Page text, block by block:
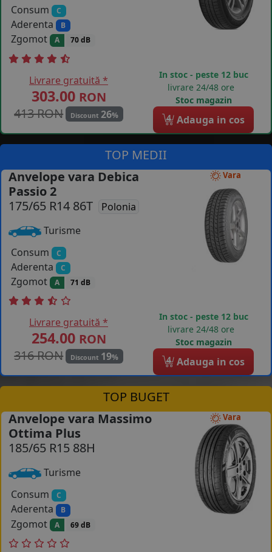
Consum
C
Aderenta B
Zgomot A 70 dB
Livrare gratuită *
303.00 RON
413 RON
Discount 26%
In stoc - peste 12 buc
livrare 24/48 ore
Stoc magazin
4 Adauga in cos
TOP MEDII
Vara
Anvelope vara Debica
Passio 2
175/65 R14 86T
Polonia
Turisme
Consum
C
Aderenta C
Zgomot A 71 dB
Livrare gratuită *
254.00 RON
316 RON
Discount 19%
In stoc - peste 12 buc
livrare 24/48 ore
Stoc magazin
4 Adauga in cos
TOP BUGET
Vara
Anvelope vara Massimo
Ottima Plus
185/65 R15 88H
Turisme
Consum
C
Aderenta B
Zgomot A 69 dB